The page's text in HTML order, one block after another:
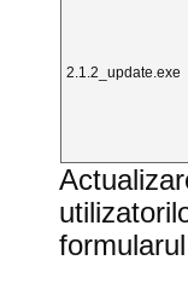
2.1.2_update.exe